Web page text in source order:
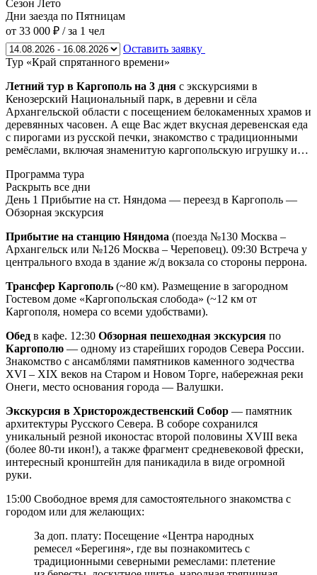
Сезон Лето
Дни заезда по Пятницам
от 33 000 ₽ / за 1 чел
Оставить заявку
Тур «Край спрятанного времени»
Летний тур в Каргополь на 3 дня с экскурсиями в
Кенозерский Национальный парк, в деревни и сёла
Архангельской области с посещением белокаменных храмов и
деревянных часовен. А еще Вас ждет вкусная деревенская еда
с пирогами из русской печки, знакомство с традиционными
ремёслами, включая знаменитую каргопольскую игрушку и…
Программа тура
Раскрыть все дни
День 1 Прибытие на ст. Няндома — переезд в Каргополь —
Обзорная экскурсия
Прибытие на станцию Няндома (поезда №130 Москва –
Архангельск или №126 Москва – Череповец). 09:30 Встреча у
центрального входа в здание ж/д вокзала со стороны перрона.
Трансфер Каргополь (~80 км). Размещение в загородном
Гостевом доме «Каргопольская слобода» (~12 км от
Каргополя, номера со всеми удобствами).
Обед в кафе. 12:30 Обзорная пешеходная экскурсия по
Каргополю — одному из старейших городов Севера России.
Знакомство с ансамблями памятников каменного зодчества
XVI – XIX веков на Старом и Новом Торге, набережная реки
Онеги, место основания города — Валушки.
Экскурсия в Христорождественский Собор — памятник
архитектуры Русского Севера. В соборе сохранился
уникальный резной иконостас второй половины XVIII века
(более 80-ти икон!), а также фрагмент средневековой фрески,
интересный кронштейн для паникадила в виде огромной
руки.
15:00 Свободное время для самостоятельного знакомства с
городом или для желающих:
За доп. плату: Посещение «Центра народных
ремесел «Берегиня», где вы познакомитесь с
традиционными северными ремеслами: плетение